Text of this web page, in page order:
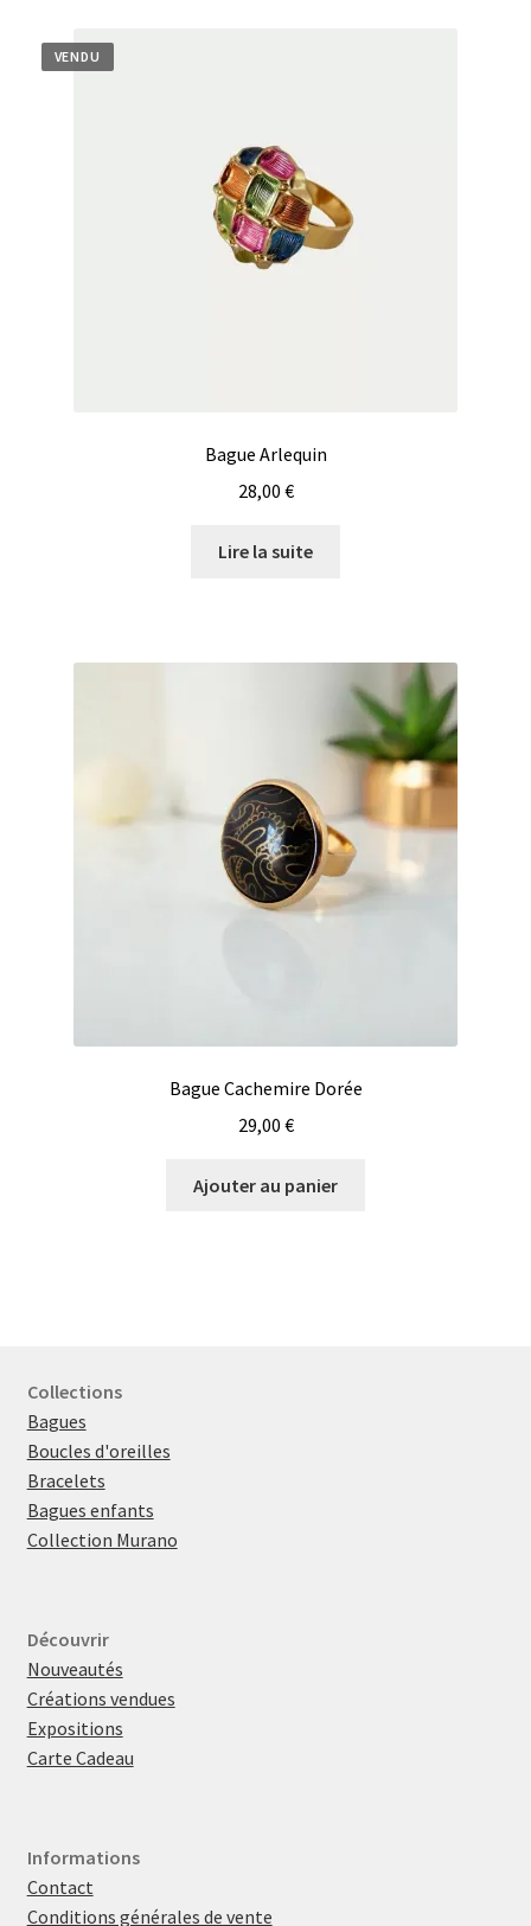
VENDU
Bague Arlequin
28,00 €
Lire la suite
Bague Cachemire Dorée
29,00 €
Ajouter au panier
Collections
Bagues
Boucles d'oreilles
Bracelets
Bagues enfants
Collection Murano
Découvrir
Nouveautés
Créations vendues
Expositions
Carte Cadeau
Informations
Contact
Conditions générales de vente